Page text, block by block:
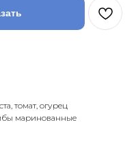
томат, огурец
маринованные